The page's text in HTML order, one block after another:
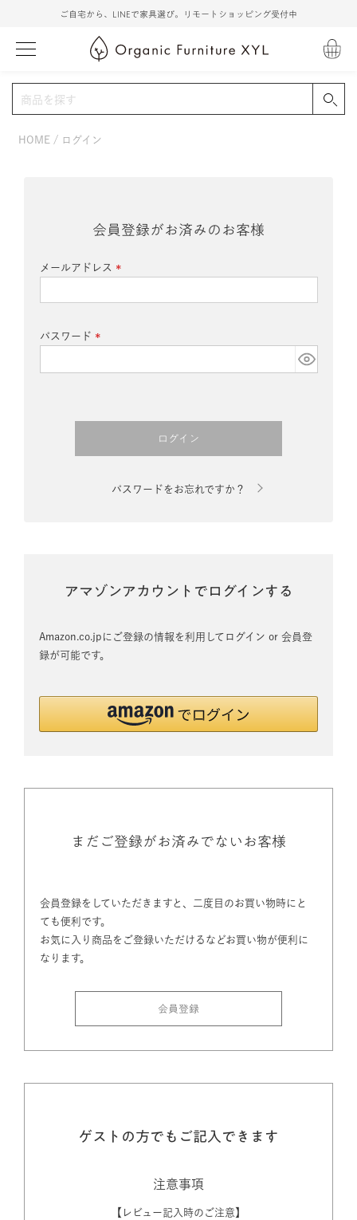
ご自宅から、LINEで家具選び。リモートショッピング受付中
HOME ログイン
会員登録がお済みのお客様
メールアドレス
須)
パスワード
須)
ログイン
パスワードをお忘れですか？
アマゾンアカウントでログインする
Amazon.co.jpにご登録の情報を利用してログイン or 会員登
録が可能です。
まだご登録がお済みでないお客様
会員登録をしていただきますと、二度目のお買い物時にと
ても便利です。
お気に入り商品をご登録いただけるなどお買い物が便利に
なります。
会員登録
ゲストの方でもご記入できます
注意事項
【レビュー記入時のご注意】